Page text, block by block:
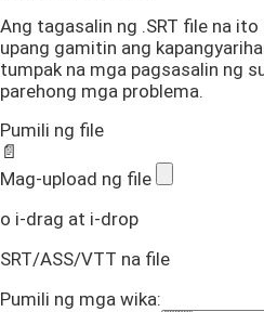
Ang tagasalin ng .SRT file na
upang gamitin ang
tumpak na mga pagsasalin ng
parehong mga problema.
Pumili ng file
📄
Mag-upload ng file
o i-drag at i-drop
SRT/ASS/VTT na file
Pumili ng mga wika: